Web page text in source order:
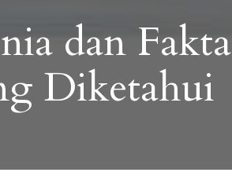
dan Fakta
Diketahui